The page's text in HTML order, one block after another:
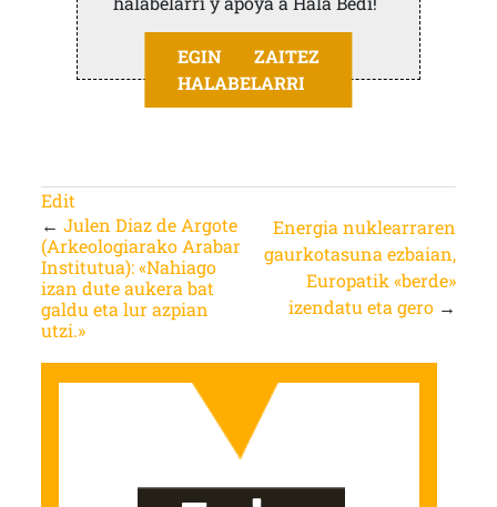
EGIN ZAITEZ
HALABELARRI
Edit
← Julen Diaz de Argote
(Arkeologiarako Arabar
Institutua): «Nahiago
izan dute aukera bat
galdu eta lur azpian
utzi.»
Energia nuklearraren
gaurkotasuna ezbaian,
Europatik «berde»
izendatu eta gero →